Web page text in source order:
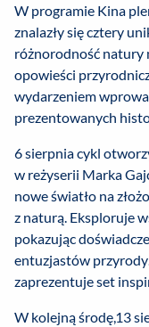
W programie Kina
znalazły się cztery
różnorodność natury
opowieści
wydarzeniem
prezentowanych
6 sierpnia cykl
w reżyserii Marka
nowe światło na
z naturą. Eksploruje
pokazując
entuzjastów
zaprezentuje set
W kolejną środę,13